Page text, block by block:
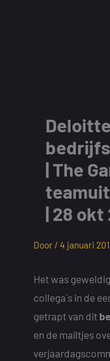
| The
| 28 okt
Door / 4 januari
Het was
collega´s in de
getrapt van dit
en de mailtjes